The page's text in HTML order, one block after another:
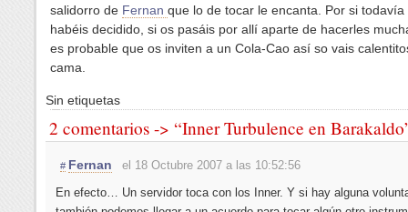
salidorro de Fernan que lo de tocar le encanta. Por si todavía
habéis decidido, si os pasáis por allí aparte de hacerles
es probable que os inviten a un Cola-Cao así so vais
cama.
Sin etiquetas
2 comentarios -> “Inner Turbulence en
# Fernan
el 18 Octubre 2007 a las 10:52:56
En efecto… Un servidor toca con los Inner. Y si hay alguna